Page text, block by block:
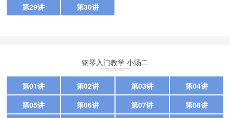
第29讲
第30讲
钢琴入门教学 小汤二
第01讲 第02讲 第03讲
第04讲
第05讲
第06讲 第07讲
第08讲